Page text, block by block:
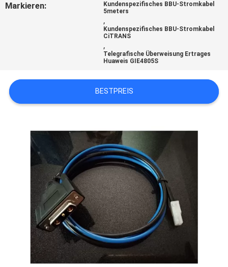
QUALITÄTSKONTROLLE
PRIVACY
POLICY
Markieren:
Kundenspezifisches BBU-Stromkabel
5meters
,
Kundenspezifisches BBU-Stromkabel
CiTRANS
,
Telegrafische Überweisung Ertrages
Huaweis GIE4805S
BESTPREIS